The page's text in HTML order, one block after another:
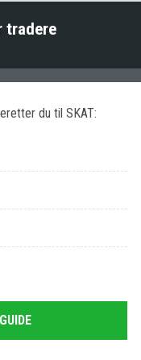
tradere
du til SKAT: